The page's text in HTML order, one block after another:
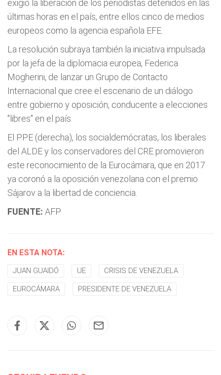
exigió la liberación de los periodistas detenidos en las
últimas horas en el país, entre ellos cinco de medios
europeos como la agencia española EFE.
La resolución subraya también la iniciativa impulsada
por la jefa de la diplomacia europea, Federica
Mogherini, de lanzar un Grupo de Contacto
Internacional que cree el escenario de un diálogo
entre gobierno y oposición, conducente a elecciones
"libres" en el país.
El PPE (derecha), los socialdemócratas, los liberales
del ALDE y los conservadores del CRE promovieron
este reconocimiento de la Eurocámara, que en 2017
ya coronó a la oposición venezolana con el premio
Sájarov a la libertad de conciencia.
FUENTE: AFP
EN ESTA NOTA:
JUAN GUAIDÓ UE CRISIS DE VENEZUELA
EUROCÁMARA PRESIDENTE DE VENEZUELA